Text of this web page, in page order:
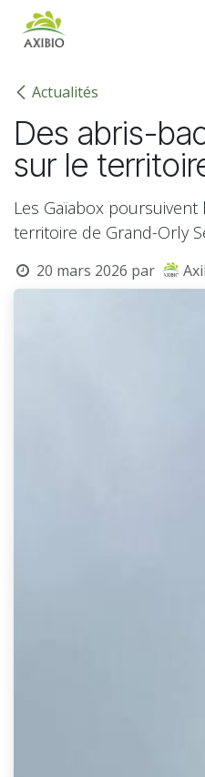
Se rendre au contenu
Actualités
Des abris-
sur le
Les Gaïabox
territoire de Grand-Orly
20 mars 2026 par